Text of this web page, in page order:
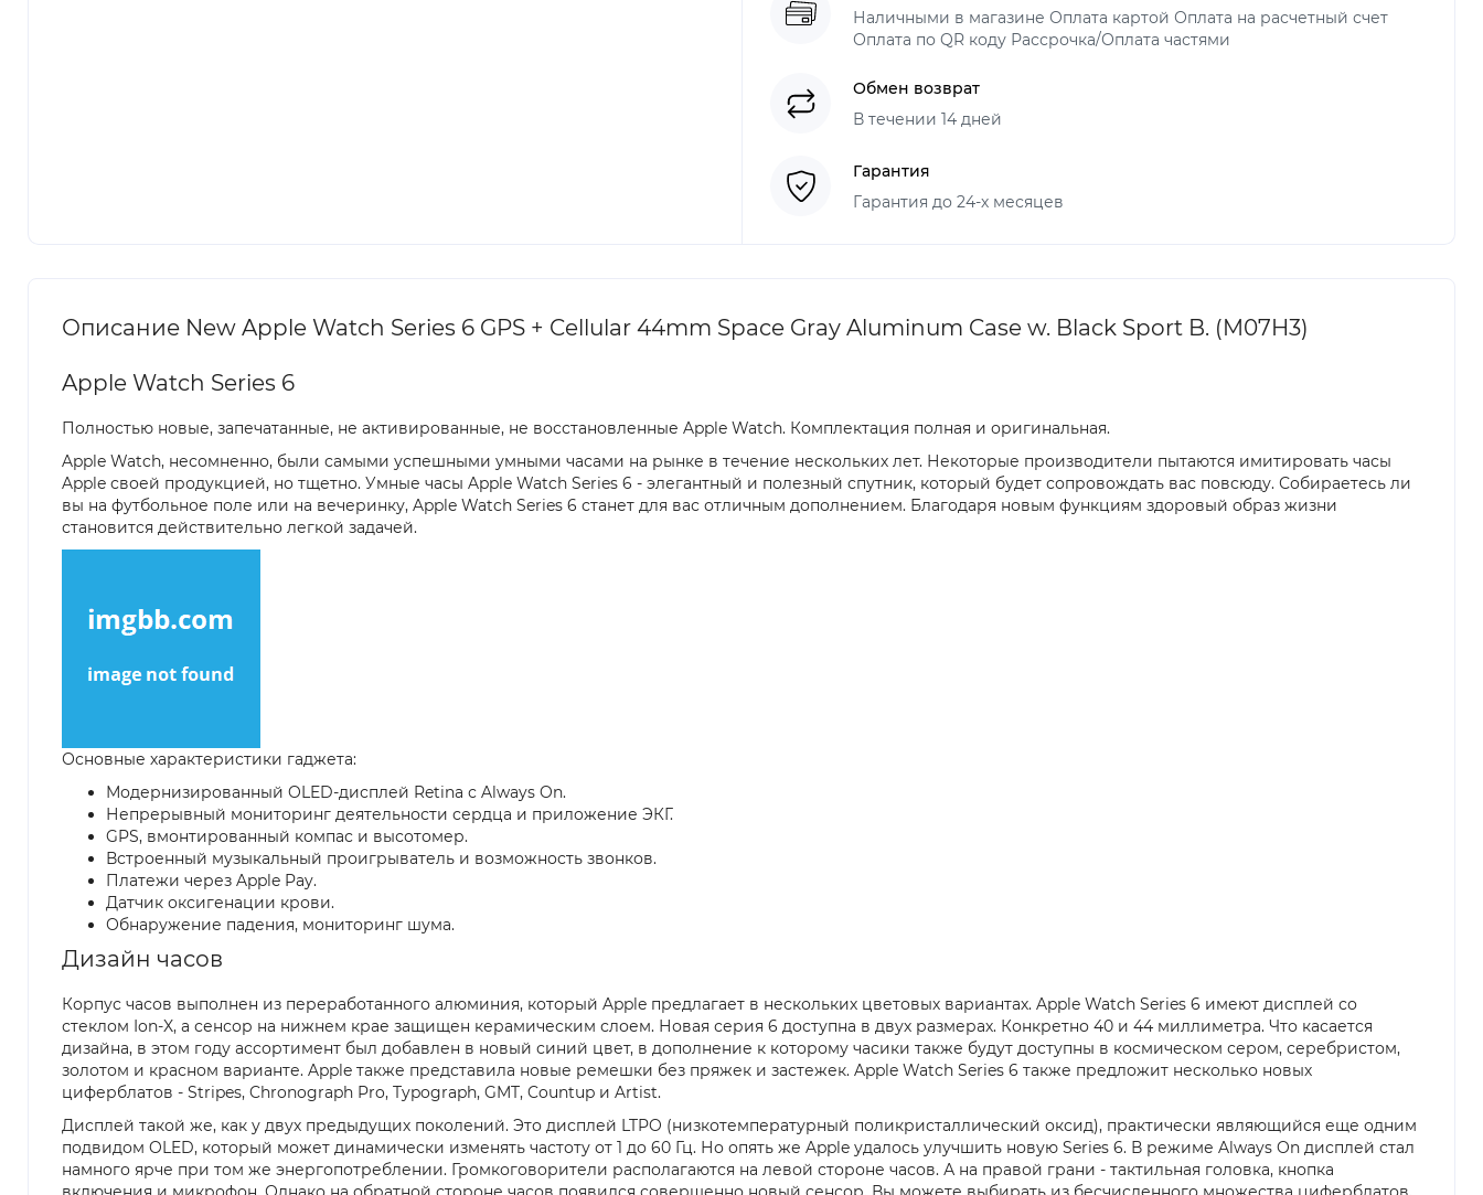
Наличными в магазине Оплата картой Оплата на расчетный счет
Оплата по QR коду Рассрочка/Оплата частями
Обмен возврат
В течении 14 дней
Гарантия
Гарантия до 24-х месяцев
Описание New Apple Watch Series 6 GPS + Cellular 44mm Space Gray Aluminum Case w. Black Sport B. (M07H3)
Apple Watch Series 6
Полностью новые, запечатанные, не активированные, не восстановленные Apple Watch. Комплектация полная и оригинальная.
Apple Watch, несомненно, были самыми успешными умными часами на рынке в течение нескольких лет. Некоторые производители пытаются имитировать часы
Apple своей продукцией, но тщетно. Умные часы Apple Watch Series 6 - элегантный и полезный спутник, который будет сопровождать вас повсюду. Собираетесь ли
вы на футбольное поле или на вечеринку, Apple Watch Series 6 станет для вас отличным дополнением. Благодаря новым функциям здоровый образ жизни
становится действительно легкой задачей.
Основные характеристики гаджета:
Модернизированный OLED-дисплей Retina с Always On.
Непрерывный мониторинг деятельности сердца и приложение ЭКГ.
GPS, вмонтированный компас и высотомер.
Встроенный музыкальный проигрыватель и возможность звонков.
Платежи через Apple Pay.
Датчик оксигенации крови.
Обнаружение падения, мониторинг шума.
Дизайн часов
Корпус часов выполнен из переработанного алюминия, который Apple предлагает в нескольких цветовых вариантах. Apple Watch Series 6 имеют дисплей со
стеклом Ion-X, а сенсор на нижнем крае защищен керамическим слоем. Новая серия 6 доступна в двух размерах. Конкретно 40 и 44 миллиметра. Что касается
дизайна, в этом году ассортимент был добавлен в новый синий цвет, в дополнение к которому часики также будут доступны в космическом сером, серебристом,
золотом и красном варианте. Apple также представила новые ремешки без пряжек и застежек. Apple Watch Series 6 также предложит несколько новых
циферблатов - Stripes, Chronograph Pro, Typograph, GMT, Countup и Artist.
Дисплей такой же, как у двух предыдущих поколений. Это дисплей LTPO (низкотемпературный поликристаллический оксид), практически являющийся еще одним
подвидом OLED, который может динамически изменять частоту от 1 до 60 Гц. Но опять же Apple удалось улучшить новую Series 6. В режиме Always On дисплей стал
намного ярче при том же энергопотреблении. Громкоговорители располагаются на левой стороне часов. А на правой грани - тактильная головка, кнопка